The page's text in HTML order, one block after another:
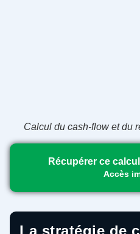
Calcul du cash-flow et du
Récupérer ce
Accès
La stratégie de